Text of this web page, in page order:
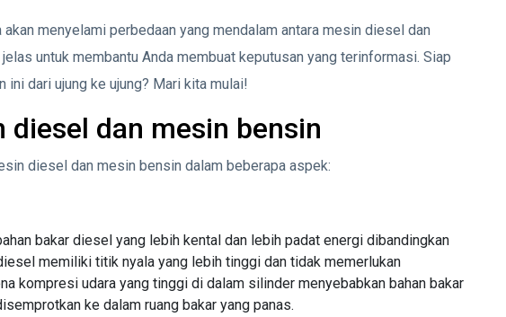
akan menyelami perbedaan yang mendalam antara mesin diesel dan
untuk membantu Anda membuat keputusan yang terinformasi. Siap
dari ujung ke ujung? Mari kita mulai!
diesel dan mesin bensin
diesel dan mesin bensin dalam beberapa aspek:
bakar diesel yang lebih kental dan lebih padat energi dibandingkan
memiliki titik nyala yang lebih tinggi dan tidak memerlukan
kompresi udara yang tinggi di dalam silinder menyebabkan bahan bakar
ke dalam ruang bakar yang panas.